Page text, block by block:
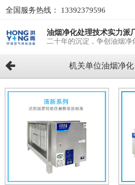
全国服务热线： 13392379596
油烟净化处理技术实力派
二十年的沉淀，争创油烟净
机关单位油烟净化